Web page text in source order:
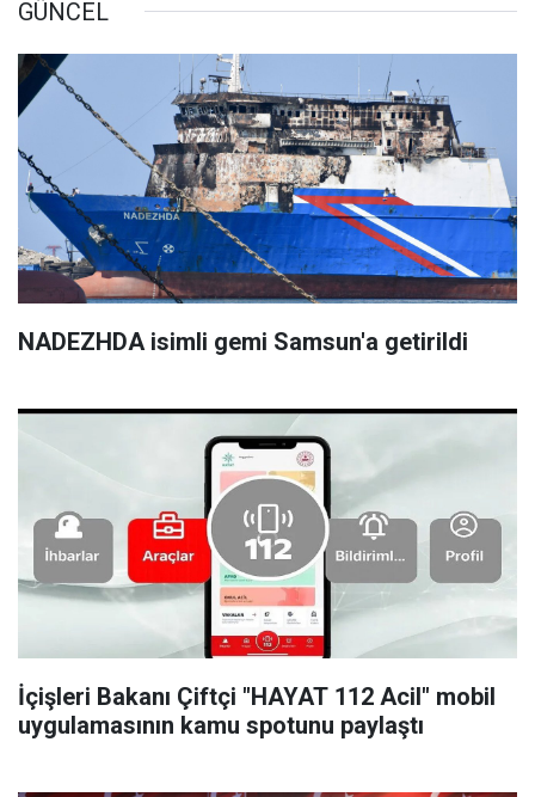
GÜNCEL
NADEZHDA isimli gemi Samsun'a getirildi
İçişleri Bakanı Çiftçi "HAYAT 112 Acil" mobil
uygulamasının kamu spotunu paylaştı